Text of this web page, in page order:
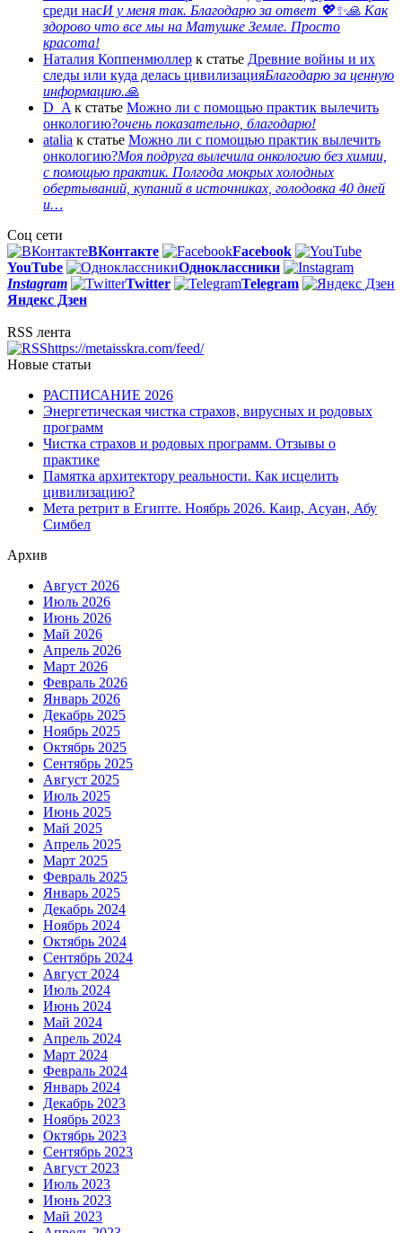
среди насИ у меня так. Благодарю за ответ 💖✨️🙏 Как
здорово что все мы на Матушке Земле. Просто
красота!
Наталия Коппенмюллер к статье Древние войны и их
следы или куда делась цивилизацияБлагодарю за ценную
информацию.🙏
D_A к статье Можно ли с помощью практик вылечить
онкологию?очень показательно, благодарю!
atalia к статье Можно ли с помощью практик вылечить
онкологию?Моя подруга вылечила онкологию без химии,
с помощью практик. Полгода мокрых холодных
обертываний, купаний в источниках, голодовка 40 дней
и…
Соц сети
ВКонтакте
Facebook
YouTube
Одноклассники
Instagram
Twitter
Telegram
Яндекс Дзен
RSS лента
https://metaisskra.com/feed/
Новые статьи
РАСПИСАНИЕ 2026
Энергетическая чистка страхов, вирусных и родовых
программ
Чистка страхов и родовых программ. Отзывы о
практике
Памятка архитектору реальности. Как исцелить
цивилизацию?
Мета ретрит в Египте. Ноябрь 2026. Каир, Асуан, Абу
Симбел
Архив
Август 2026
Июль 2026
Июнь 2026
Май 2026
Апрель 2026
Март 2026
Февраль 2026
Январь 2026
Декабрь 2025
Ноябрь 2025
Октябрь 2025
Сентябрь 2025
Август 2025
Июль 2025
Июнь 2025
Май 2025
Апрель 2025
Март 2025
Февраль 2025
Январь 2025
Декабрь 2024
Ноябрь 2024
Октябрь 2024
Сентябрь 2024
Август 2024
Июль 2024
Июнь 2024
Май 2024
Апрель 2024
Март 2024
Февраль 2024
Январь 2024
Декабрь 2023
Ноябрь 2023
Октябрь 2023
Сентябрь 2023
Август 2023
Июль 2023
Июнь 2023
Май 2023